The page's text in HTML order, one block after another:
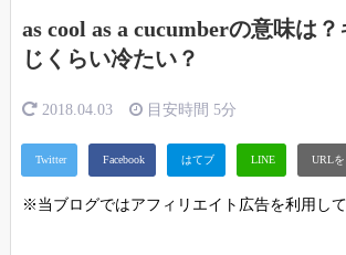
as cool as a cucumberの意味は
じくらい冷たい？
2018.04.03 目安時間 5分
※当ブログではアフィリエイト広告を利用し